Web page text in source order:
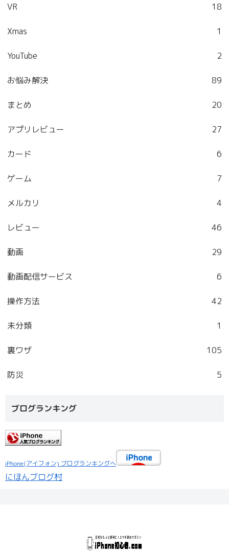
VR 18
Xmas 1
YouTube 2
お悩み解決 89
まとめ 20
アプリレビュー 27
カード 6
ゲーム 7
メルカリ 4
レビュー 46
動画 29
動画配信サービス 6
操作方法 42
未分類 1
裏ワザ 105
防災 5
ブログランキング
iPhone(アイフォン) ブログランキングへ
にほんブログ村